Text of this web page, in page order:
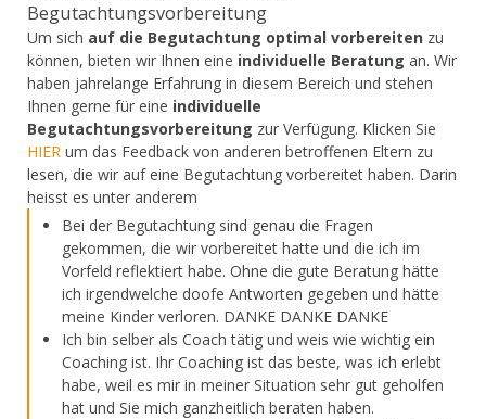
Begutachtungsvorbereitung
Um sich auf die Begutachtung optimal vorbereiten zu
können, bieten wir Ihnen eine individuelle Beratung an. Wir
haben jahrelange Erfahrung in diesem Bereich und stehen
Ihnen gerne für eine individuelle
Begutachtungsvorbereitung zur Verfügung. Klicken Sie
HIER um das Feedback von anderen betroffenen Eltern zu
lesen, die wir auf eine Begutachtung vorbereitet haben. Darin
heisst es unter anderem
Bei der Begutachtung sind genau die Fragen
gekommen, die wir vorbereitet hatte und die ich im
Vorfeld reflektiert habe. Ohne die gute Beratung hätte
ich irgendwelche doofe Antworten gegeben und hätte
meine Kinder verloren. DANKE DANKE DANKE
Ich bin selber als Coach tätig und weis wie wichtig ein
Coaching ist. Ihr Coaching ist das beste, was ich erlebt
habe, weil es mir in meiner Situation sehr gut geholfen
hat und Sie mich ganzheitlich beraten haben.